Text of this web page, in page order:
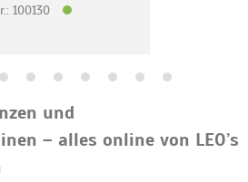
100130
und
– alles online von LEO’s